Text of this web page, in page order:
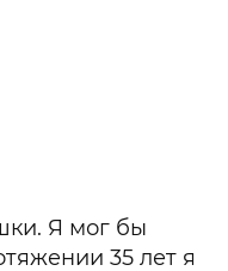
Я мог бы
35 лет я